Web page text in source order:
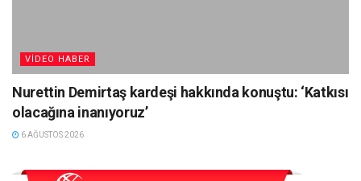
VIDEO HABER
Nurettin Demirtaş kardeşi hakkında konuştu: ‘Katkısı
olacağına inanıyoruz’
6 AĞUSTOS 2026